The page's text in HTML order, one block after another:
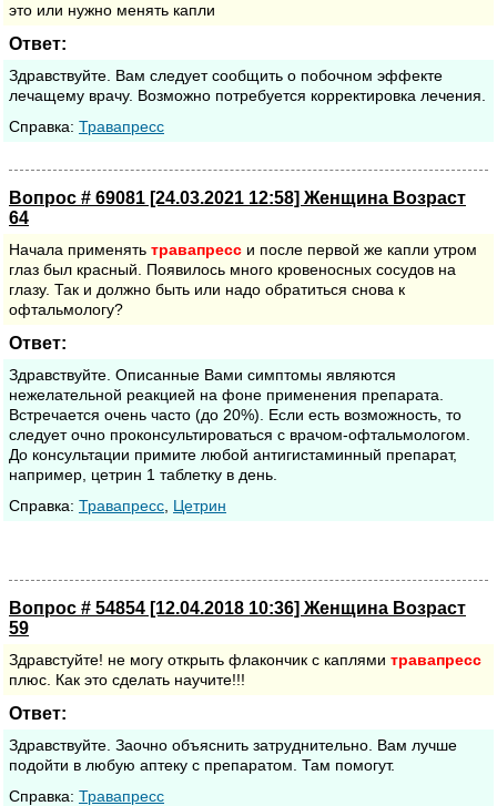
это или нужно менять капли
Ответ:
Здравствуйте. Вам следует сообщить о побочном эффекте
лечащему врачу. Возможно потребуется корректировка лечения.
Cправка: Травапресс
Вопрос # 69081 [24.03.2021 12:58] Женщина Возраст
64
Начала применять травапресс и после первой же капли утром
глаз был красный. Появилось много кровеносных сосудов на
глазу. Так и должно быть или надо обратиться снова к
офтальмологу?
Ответ:
Здравствуйте. Описанные Вами симптомы являются
нежелательной реакцией на фоне применения препарата.
Встречается очень часто (до 20%). Если есть возможность, то
следует очно проконсультироваться с врачом-офтальмологом.
До консультации примите любой антигистаминный препарат,
например, цетрин 1 таблетку в день.
Cправка: Травапресс Цетрин
Вопрос # 54854 [12.04.2018 10:36] Женщина Возраст
59
Здравстуйте! не могу открыть флакончик с каплями травапресс
плюс. Как это сделать научите!!!
Ответ:
Здравствуйте. Заочно объяснить затруднительно. Вам лучше
подойти в любую аптеку с препаратом. Там помогут.
Cправка: Травапресс